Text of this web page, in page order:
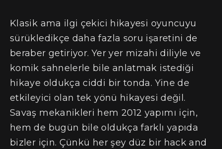
Klasik ama ilgi çekici hikayesi oyuncuyu
sürükledikçe daha fazla soru işaretini de
beraber getiriyor. Yer yer mizahi diliyle ve
komik sahnelerle bile anlatmak istediği
hikaye oldukça ciddi bir tonda. Yine de
etkileyici olan tek yönü hikayesi değil.
Savaş mekanikleri hem 2012 yapımı için,
hem de bugün bile oldukça farklı yapıda
bizler için. Çünkü her şey düz bir hack and